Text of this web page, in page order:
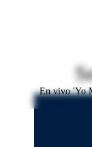
Juegos
En vivo 'Yo